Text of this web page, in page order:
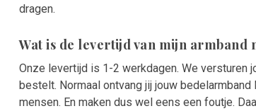
dragen.
Wat is de levertijd van mijn armband
Onze levertijd is 1-2 werkdagen. We versturen
bestelt. Normaal ontvang jij jouw
mensen. En maken dus wel eens een foutje.